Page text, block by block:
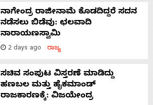
ನಾಗೇಂದ್ರ ರಾಜೀನಾಮೆ ಕೊಡದಿದ್ದರೆ ಸದನ
ನಡೆಸಲು ಬಿಡೆವು: ಛಲವಾದಿ
ನಾರಾಯಣಸ್ವಾಮಿ
2 days ago ರಾಜ್ಯ
ಸಚಿವ ಸಂಪುಟ ವಿಸ್ತರಣೆ ಮಾಡಿದ್ದು
ಹಣಬಲ ಮತ್ತು ಹೈಕಮಾಂಡ್
ರಾಜಕಾರಣಕ್ಕೆ: ವಿಜಯೇಂದ್ರ